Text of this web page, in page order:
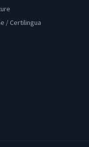
/ Certilingua